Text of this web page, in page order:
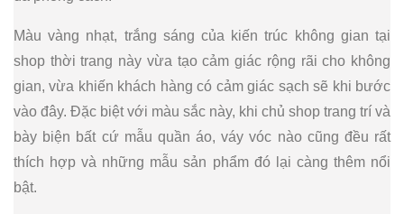
Màu vàng nhạt, trắng sáng của kiến trúc không gian tại
shop thời trang này vừa tạo cảm giác rộng rãi cho không
gian, vừa khiến khách hàng có cảm giác sạch sẽ khi bước
vào đây. Đặc biệt với màu sắc này, khi chủ shop trang trí và
bày biện bất cứ mẫu quần áo, váy vóc nào cũng đều rất
thích hợp và những mẫu sản phẩm đó lại càng thêm nổi
bật.